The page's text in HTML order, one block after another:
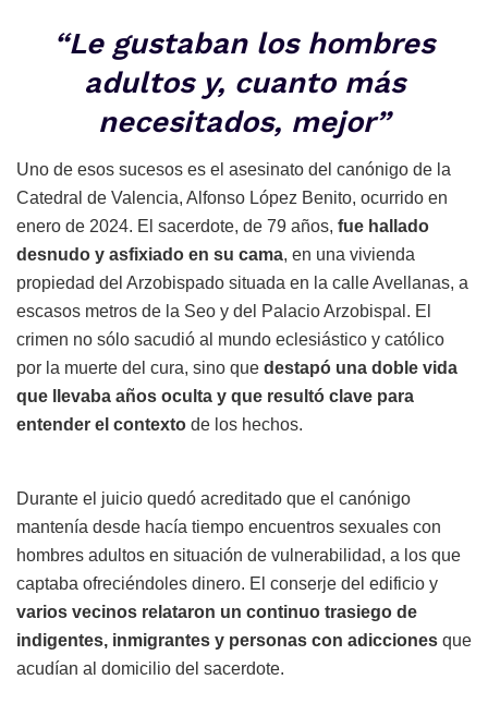
“Le gustaban los hombres
adultos y, cuanto más
necesitados, mejor”
Uno de esos sucesos es el asesinato del canónigo de la
Catedral de Valencia, Alfonso López Benito, ocurrido en
enero de 2024. El sacerdote, de 79 años, fue hallado
desnudo y asfixiado en su cama, en una vivienda
propiedad del Arzobispado situada en la calle Avellanas, a
escasos metros de la Seo y del Palacio Arzobispal. El
crimen no sólo sacudió al mundo eclesiástico y católico
por la muerte del cura, sino que destapó una doble vida
que llevaba años oculta y que resultó clave para
entender el contexto de los hechos.
Durante el juicio quedó acreditado que el canónigo
mantenía desde hacía tiempo encuentros sexuales con
hombres adultos en situación de vulnerabilidad, a los que
captaba ofreciéndoles dinero. El conserje del edificio y
varios vecinos relataron un continuo trasiego de
indigentes, inmigrantes y personas con adicciones que
acudían al domicilio del sacerdote.